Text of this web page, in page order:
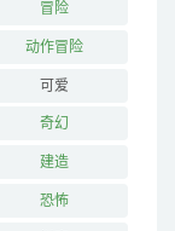
冒险
动作冒险
可爱
奇幻
建造
恐怖